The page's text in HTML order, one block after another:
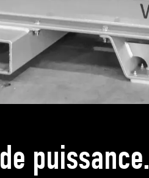
de puissance.